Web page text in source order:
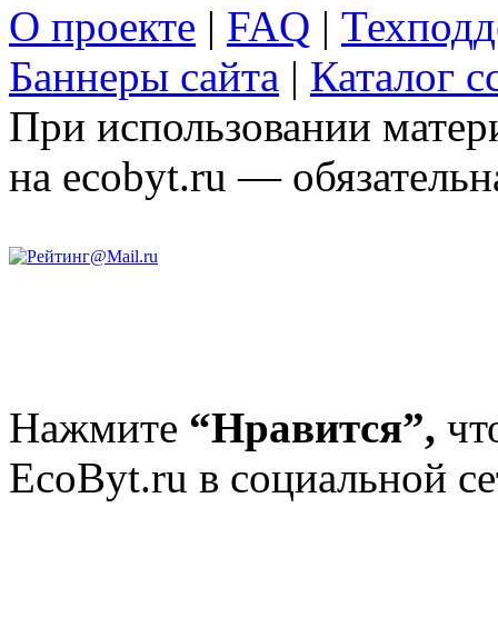
О проекте | FAQ |
Баннеры сайта | Каталог
При использовании
на ecobyt.ru —
Нажмите “Нравится”,
EcoByt.ru в социальной